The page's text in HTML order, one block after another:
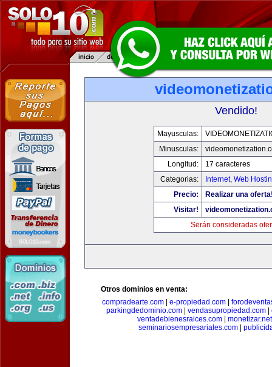
Vendido!
Mayusculas:
Minusculas:
Longitud:
17 caracteres
Categorias:
Internet, Web
Precio:
Realizar una
Visitar!
Serán consideradas
Otros dominios en venta:
compradearte.com
e-propiedad.com
parkingdedominio.com| vendasupropiedad.com|
ventadebienesraices.com
monetizar.net
seminariosempresariales.com